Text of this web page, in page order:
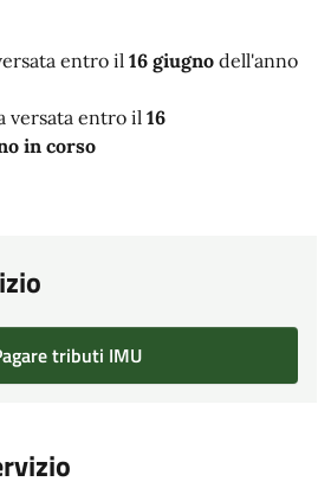
entro il 16 giugno dell'anno
versata entro il 16
in corso
tributi IMU